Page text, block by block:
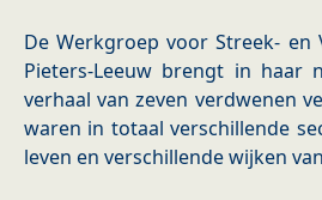
De Werkgroep voor Streek- en
Pieters-Leeuw brengt in haar
verhaal van zeven verdwenen
waren in totaal verschillende
leven en verschillende wijken